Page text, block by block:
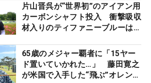
片山晋呉が“世界初”のアイアン用
カーボンシャフト投入 衝撃吸収
材入りのティファニーブルーは
65歳のメジャー覇者に「15ヤー
ド置いていかれた…」 藤田寛之
が米国で入手した“飛ぶ”オレンジ